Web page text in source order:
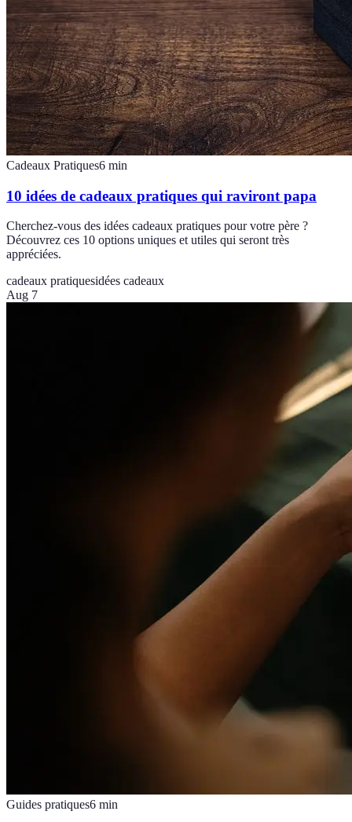
Cadeaux Pratiques6 min
10 idées de cadeaux pratiques qui raviront papa
Cherchez-vous des idées cadeaux pratiques pour votre père ?
Découvrez ces 10 options uniques et utiles qui seront très
appréciées.
cadeaux pratiquesidées cadeaux
Aug 7
Guides pratiques6 min